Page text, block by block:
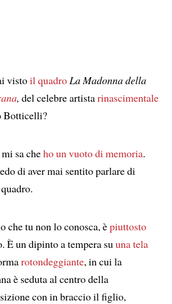
vistoil quadro La Madonna della
, del celebre artistarinascimentale
Botticelli?
sa cheho un vuoto di memoria.
di aver mai sentito parlare di
che tu non lo conosca, èpiuttosto
È un dipinto a tempera su una tela
rotondeggiante, in cui la
è seduta al centro della
con in braccio il figlio,